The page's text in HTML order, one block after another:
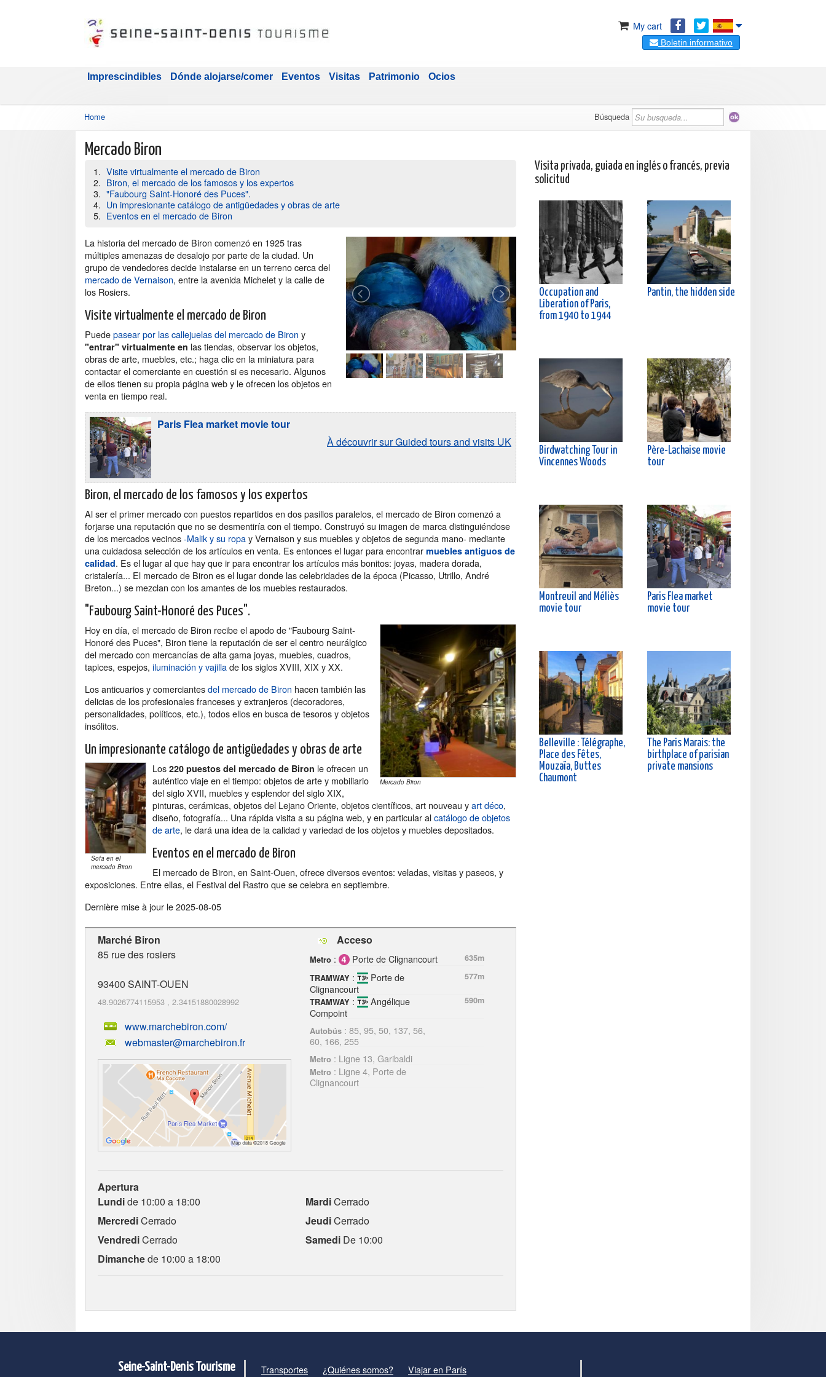
My cart
Boletin informativo
Imprescindibles Dónde alojarse/comer Eventos Visitas Patrimonio Ocios
Home Búsqueda
Mercado Biron
Visite virtualmente el mercado de Biron
Biron, el mercado de los famosos y los expertos
"Faubourg Saint-Honoré des Puces".
Un impresionante catálogo de antigüedades y obras de arte
Eventos en el mercado de Biron
La historia del mercado de Biron comenzó en 1925 tras
múltiples amenazas de desalojo por parte de la ciudad. Un
grupo de vendedores decide instalarse en un terreno cerca del
mercado de Vernaison, entre la avenida Michelet y la calle de
los Rosiers.
Visite virtualmente el mercado de Biron
Puedepasear por las callejuelas del mercado de Biron y
"entrar" virtualmente en las tiendas, observar los objetos,
obras de arte, muebles, etc.; haga clic en la miniatura para
contactar el comerciante en cuestión si es necesario. Algunos
de ellos tienen su propia página web y le ofrecen los objetos en
venta en tiempo real.
Paris Flea market movie tour
À découvrir sur Guided tours and visits UK
Biron, el mercado de los famosos y los expertos
Al ser el primer mercado con puestos repartidos en dos pasillos paralelos, el mercado de Biron comenzó a
forjarse una reputación que no se desmentiría con el tiempo. Construyó su imagen de marca distinguiéndose
de los mercados vecinos-Malik y su ropay Vernaison y sus muebles y objetos de segunda mano- mediante
una cuidadosa selección de los artículos en venta. Es entonces el lugar para encontrar muebles antiguos de
calidad. Es el lugar al que hay que ir para encontrar los artículos más bonitos: joyas, madera dorada,
cristalería... El mercado de Biron es el lugar donde las celebridades de la época (Picasso, Utrillo, André
Breton...) se mezclan con los amantes de los muebles restaurados.
"Faubourg Saint-Honoré des Puces".
Mercado Biron
Hoy en día, el mercado de Biron recibe el apodo de "Faubourg Saint-
Honoré des Puces", Biron tiene la reputación de ser el centro neurálgico
del mercado con mercancías de alta gama joyas, muebles, cuadros,
tapices, espejos, iluminación y vajillade los siglos XVIII, XIX y XX.
Los anticuarios y comerciantesdel mercado de Biron hacen también las
delicias de los profesionales franceses y extranjeros (decoradores,
personalidades, políticos, etc.), todos ellos en busca de tesoros y objetos
insólitos.
Un impresionante catálogo de antigüedades y obras de arte
Sofa en el
mercado Biron
Los 220 puestos del mercado de Biron le ofrecen un
auténtico viaje en el tiempo: objetos de arte y mobiliario
del siglo XVII, muebles y esplendor del siglo XIX,
pinturas, cerámicas, objetos del Lejano Oriente, objetos científicos, art nouveau yart déco,
diseño, fotografía... Una rápida visita a su página web, y en particular alcatálogo de objetos
de arte, le dará una idea de la calidad y variedad de los objetos y muebles depositados.
Eventos en el mercado de Biron
El mercado de Biron, en Saint-Ouen, ofrece diversos eventos: veladas, visitas y paseos, y
exposiciones. Entre ellas, el Festival del Rastro que se celebra en septiembre.
Dernière mise à jour le2025-08-05
Marché Biron
85 rue des rosiers
93400 SAINT-OUEN
48.9026774115953 , 2.34151880028992
www.marchebiron.com/
webmaster@marchebiron.fr
Acceso
Metro : Porte de Clignancourt
635m
TRAMWAY :
Porte de
Clignancourt
577m
TRAMWAY :
Angélique
Compoint
590m
Autobús : 85, 95, 50, 137, 56,
60, 166, 255
Metro : Ligne 13, Garibaldi
Metro : Ligne 4, Porte de
Clignancourt
Apertura
Lundide 10:00 a 18:00 MardiCerrado
MercrediCerrado JeudiCerrado
VendrediCerrado SamediDe 10:00
Dimanchede 10:00 a 18:00
Visita privada, guiada en inglés o francés, previa
solicitud
Occupation and
Liberation of Paris,
from 1940 to 1944
Pantin, the hidden side
Birdwatching Tour in
Vincennes Woods
Père-Lachaise movie
tour
Montreuil and Méliès
movie tour
Paris Flea market
movie tour
Belleville : Télégraphe,
Place des Fêtes,
Mouzaïa, Buttes
Chaumont
The Paris Marais: the
birthplace of parisian
private mansions
Seine-Saint-Denis Tourisme Transportes ¿Quiénes somos? Viajar en París